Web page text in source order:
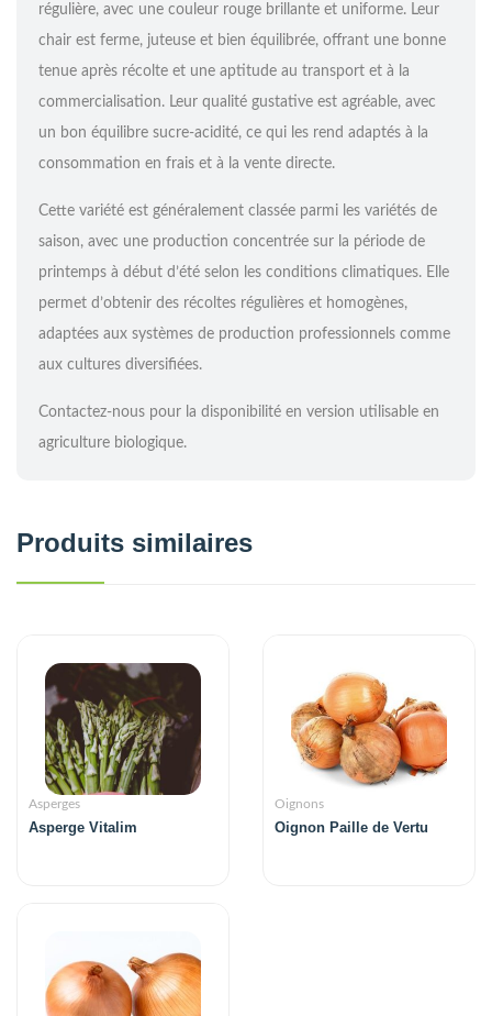
régulière, avec une couleur rouge brillante et uniforme. Leur
chair est ferme, juteuse et bien équilibrée, offrant une bonne
tenue après récolte et une aptitude au transport et à la
commercialisation. Leur qualité gustative est agréable, avec
un bon équilibre sucre-acidité, ce qui les rend adaptés à la
consommation en frais et à la vente directe.
Cette variété est généralement classée parmi les variétés de
saison, avec une production concentrée sur la période de
printemps à début d’été selon les conditions climatiques. Elle
permet d’obtenir des récoltes régulières et homogènes,
adaptées aux systèmes de production professionnels comme
aux cultures diversifiées.
Contactez-nous pour la disponibilité en version utilisable en
agriculture biologique.
Produits similaires
Asperges
Asperge Vitalim
Oignons
Oignon Paille de Vertu